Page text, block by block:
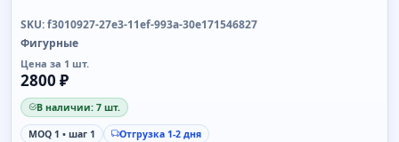
SKU: f3010927-27e3-11ef-993a-30e171546827
Фигурные
Цена за 1 шт.
2800 ₽
В наличии: 7 шт.
MOQ 1 • шаг 1
Отгрузка 1-2 дня